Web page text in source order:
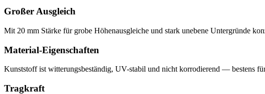
Großer Ausgleich
Mit 20 mm Stärke für grobe Höhenausgleiche und stark unebene Untergründe
Material-Eigenschaften
Kunststoff ist witterungsbeständig, UV-stabil und nicht korrodierend — bestens
Tragkraft